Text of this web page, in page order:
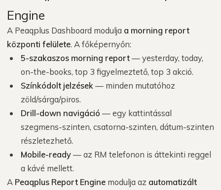
Engine
A Peaqplus Dashboard modulja a morning report
központi felülete. A főképernyőn:
5-szakaszos morning report— yesterday, today,
on-the-books, top 3 figyelmeztető, top 3 akció.
Színkódolt jelzések — minden mutatóhoz
zöld/sárga/piros.
Drill-down navigáció — egy kattintással
szegmens-szinten, csatorna-szinten, dátum-szinten
részletezhető.
Mobile-ready— az RM telefonon is áttekinti reggel
a kávé mellett.
A Peaqplus Report Engine modulja az automatizált